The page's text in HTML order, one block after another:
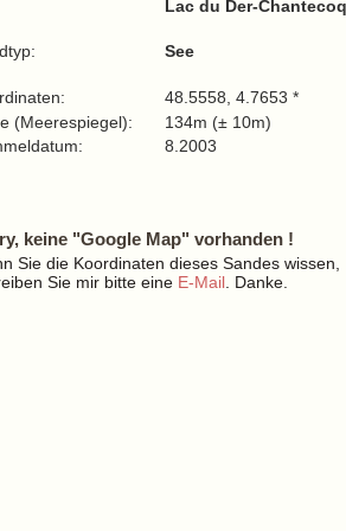
Lac du Der-Chantecoq
See
48.5558, 4.7653 *
(Meerespiegel):
134m (± 10m)
8.2003
keine "Google Map" vorhanden !
Sie die Koordinaten dieses Sandes wissen,
Sie mir bitte eine E-Mail . Danke.